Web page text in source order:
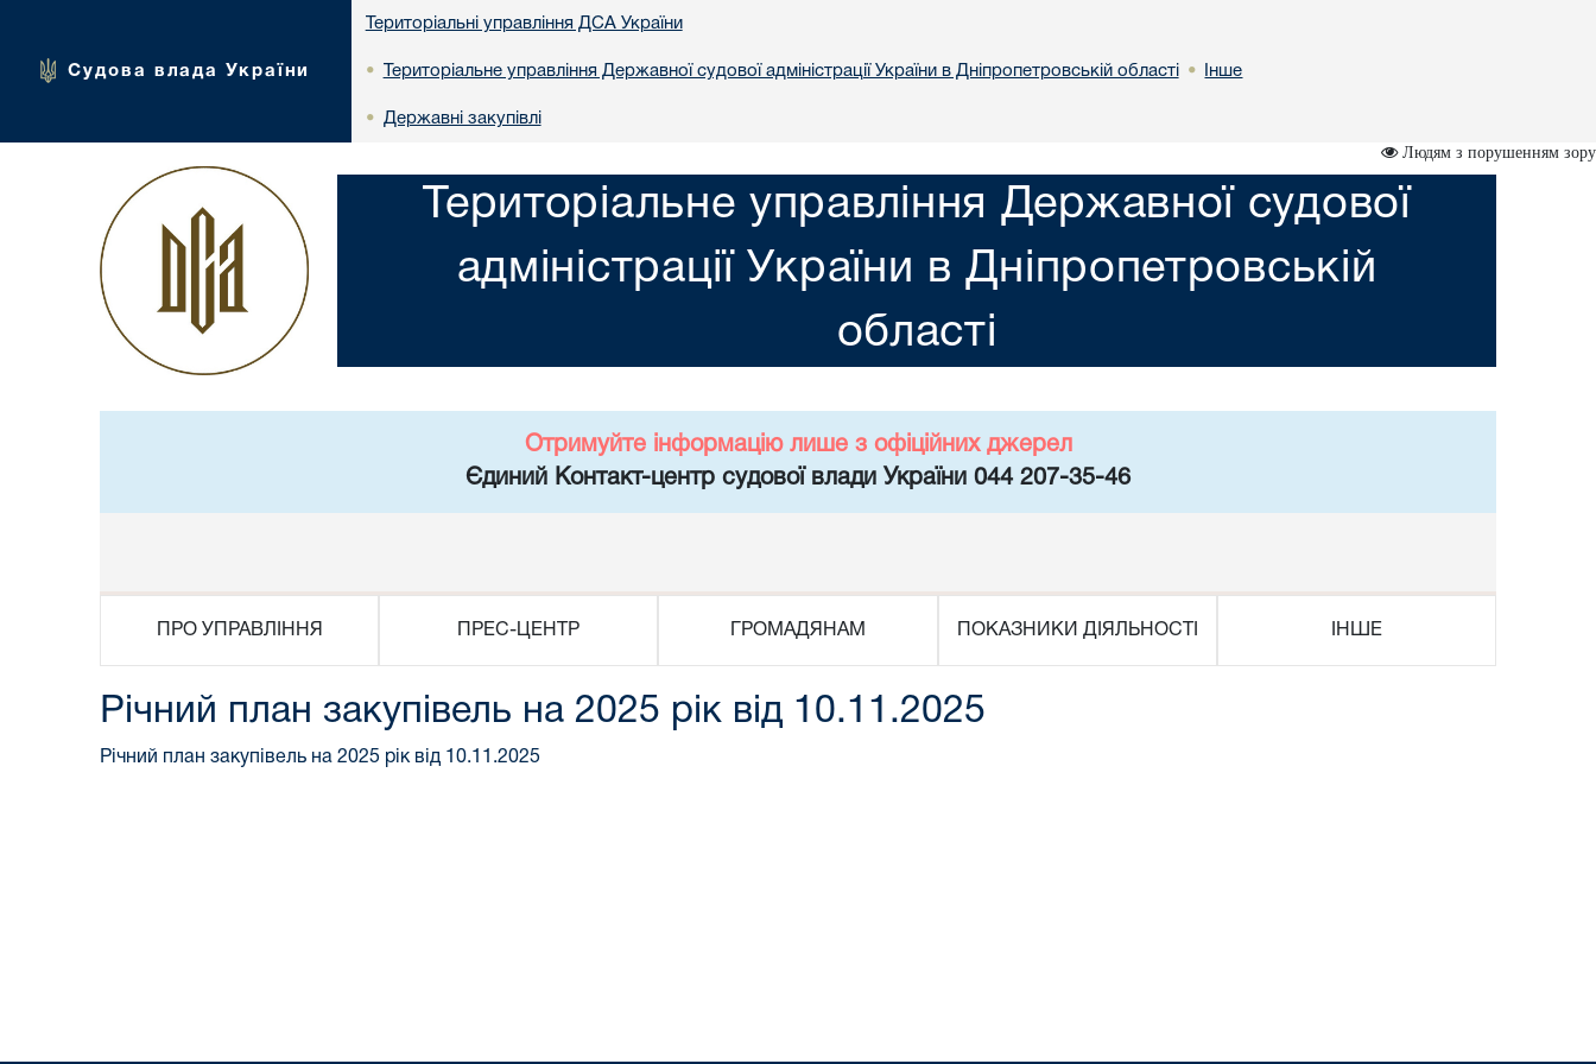
Судова влада України
Територіальні управління ДСА України
• Територіальне управління Державної судової адміністрації України в Днiпропетровській областi • Інше
• Державні закупівлі
Людям з порушенням зору
Територіальне управління Державної судової
адміністрації України в Днiпропетровській
областi
Отримуйте інформацію лише з офіційних джерел
Єдиний Контакт-центр судової влади України 044 207-35-46
ПРО УПРАВЛІННЯ ПРЕС-ЦЕНТР ГРОМАДЯНАМ ПОКАЗНИКИ ДІЯЛЬНОСТІ ІНШЕ
Річний план закупівель на 2025 рік від 10.11.2025
Річний план закупівель на 2025 рік від 10.11.2025